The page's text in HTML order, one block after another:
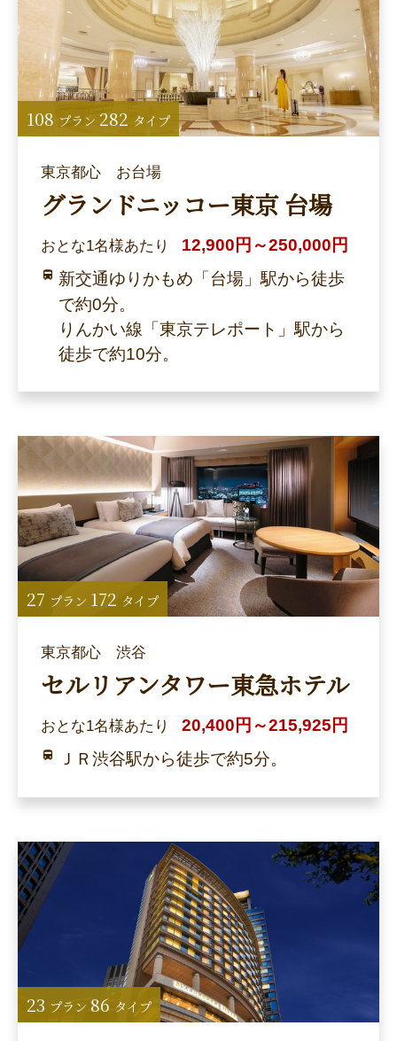
東京都心 お台場
グランドニッコー東京 台場
おとな1名様あたり
12,900円～250,000円
新交通ゆりかもめ「台場」駅から徒歩
で約0分。
りんかい線「東京テレポート」駅から
徒歩で約10分。
108 プラン 282 タイプ
東京都心 渋谷
セルリアンタワー東急ホテル
おとな1名様あたり
20,400円～215,925円
ＪＲ渋谷駅から徒歩で約5分。
27 プラン 172 タイプ
23 プラン 86 タイプ